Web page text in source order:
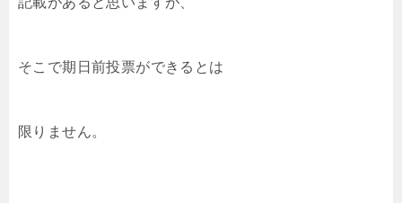
そこで期日前投票ができるとは
限りません。